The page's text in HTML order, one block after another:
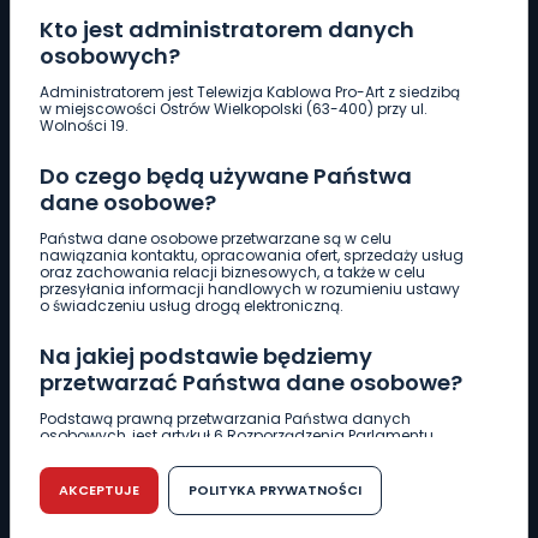
Kto jest administratorem danych
osobowych?
Administratorem jest Telewizja Kablowa Pro-Art z siedzibą
w miejscowości Ostrów Wielkopolski (63-400) przy ul.
Wolności 19.
Do czego będą używane Państwa
dane osobowe?
Państwa dane osobowe przetwarzane są w celu
nawiązania kontaktu, opracowania ofert, sprzedaży usług
oraz zachowania relacji biznesowych, a także w celu
przesyłania informacji handlowych w rozumieniu ustawy
o świadczeniu usług drogą elektroniczną.
Na jakiej podstawie będziemy
przetwarzać Państwa dane osobowe?
Podstawą prawną przetwarzania Państwa danych
osobowych, jest artykuł 6 Rozporządzenia Parlamentu
r. w sprawie ochrony osób fizycznych w związku z
przetwarzaniem danych osobowych w sprawie
swobodnego przepływu takich danych oraz uchylenia
dyrektywy 95/46/WE (RODO).
AKCEPTUJE POLITYKA PRYWATNOŚCI
Pobierz logotyp
661 997 997
REDAKCJA
62 735 22 22redakcja@wlkp24.info
DZIAŁ REKLAMY
62 735 01 85 reklama@wlkp24.info
WIADOMOŚCI
CIEKAWOSTKI